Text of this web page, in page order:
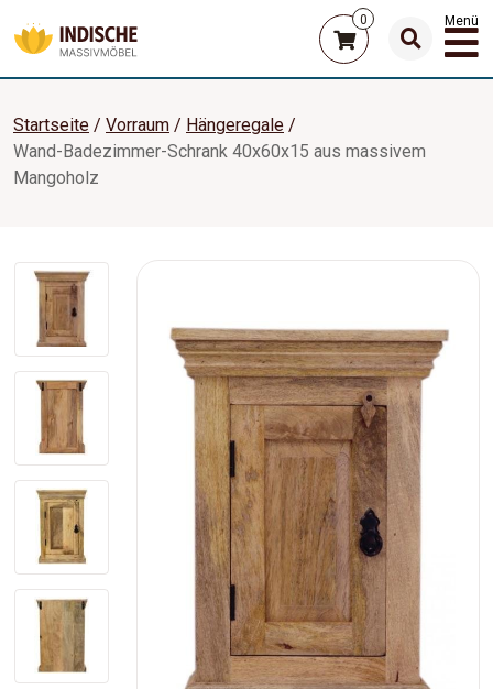
0 Menü
Startseite Vorraum
Hängeregale
Wand-Badezimmer-Schrank 40x60x15 aus massivem
Mangoholz